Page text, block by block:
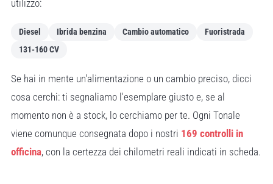
utilizzo:
Diesel Ibrida benzina Cambio automatico
Fuoristrada
131-160 CV
Se hai in mente un'alimentazione o un cambio preciso, dicci
cosa cerchi: ti segnaliamo l'esemplare giusto e, se al
momento non è a stock, lo cerchiamo per te. Ogni Tonale
viene comunque consegnata dopo i nostri 169 controlli in
officina, con la certezza dei chilometri reali indicati in scheda.